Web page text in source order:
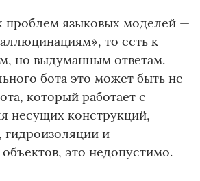
проблем языковых моделей —
то есть к
но выдуманным ответам.
бота это может быть не
который работает с
несущих конструкций,
гидроизоляции и
это недопустимо.